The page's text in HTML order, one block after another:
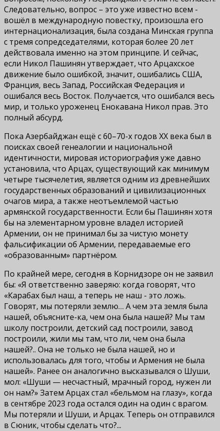
Следовательно, вопрос – это уже известно всем -
вошёл в международную повестку, произошла его
интернационализация, была создана Минская группа
с тремя сопредседателями, которая более 20 лет
действовала именно на этом принципе. И сейчас,
если Никол Пашинян утверждает, что Арцахское
движение было ошибкой, значит, ошибались США,
Франция, весь Запад, Российская Федерация и
ошибался весь Восток. Получается, что ошибался весь
мир, и только уроженец Енокавана Никол прав. Это
полный абсурд.
Пока Азербайджан ещё с 60–70-х годов XX века был в
поисках своей генеалогии и национальной
идентичности, мировая историография уже давно
установила, что Арцах, существующий как минимум
четыре тысячелетия, является одним из древнейших
государственных образований и цивилизационных
очагов мира, а также неотъемлемой частью
армянской государственности. Если бы Пашинян хотя
бы на элементарном уровне владел историей
Армении, он не принимал бы за чистую монету
фальсификации об Армении, передаваемые его
«образованным» партнёром.
По крайней мере, сегодня в Корнидзоре он не заявил
бы: «Я ответственно заверяю: когда говорят, что
«Карабах был наш, а теперь не наш - это ложь.
Говорят, мы потеряли землю… А чем эта земля была
нашей, объясните-ка, чем она была нашей? Мы там
школу построили, детский сад построили, завод
построили, жили мы там, что ли, чем она была
нашей?.. Она не только не была нашей, но и
использовалась для того, чтобы и Армения не была
нашей». Ранее он аналогично высказывался о Шуши,
мол: «Шуши — несчастный, мрачный город, нужен ли
он нам?» Затем Арцах стал «бельмом на глазу», когда
в сентябре 2023 года остался один на один с врагом.
Мы потеряли и Шуши, и Арцах. Теперь он отправился
в Сюник, чтобы сделать что?...